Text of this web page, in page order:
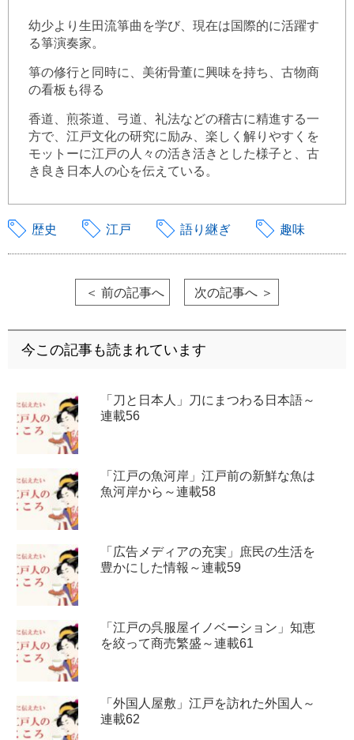
幼少より生田流箏曲を学び、現在は国際的に活躍す
る箏演奏家。
箏の修行と同時に、美術骨董に興味を持ち、古物商
の看板も得る
香道、煎茶道、弓道、礼法などの稽古に精進する一
方で、江戸文化の研究に励み、楽しく解りやすくを
モットーに江戸の人々の活き活きとした様子と、古
き良き日本人の心を伝えている。
歴史 江戸 語り継ぎ 趣味
＜ 前の記事へ 次の記事へ ＞
今この記事も読まれています
「刀と日本人」刀にまつわる日本語～
連載56
「江戸の魚河岸」江戸前の新鮮な魚は
魚河岸から～連載58
「広告メディアの充実」庶民の生活を
豊かにした情報～連載59
「江戸の呉服屋イノベーション」知恵
を絞って商売繁盛～連載61
「外国人屋敷」江戸を訪れた外国人～
連載62